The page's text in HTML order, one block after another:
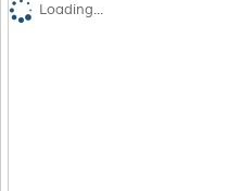
Loading...